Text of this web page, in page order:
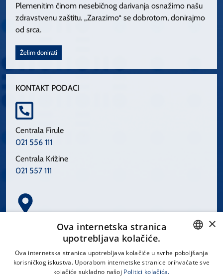
Plemenitim činom nesebičnog darivanja osnažimo našu
zdravstvenu zaštitu. „Zarazimo“ se dobrotom, donirajmo
od srca.
Želim donirati
KONTAKT PODACI
Centrala Firule
021 556 111
Centrala Križine
021 557 111
Spinčićeva 1, 21000 Split
CROATIAN
×
Ova internetska stranica
upotrebljava kolačiće.
Ova internetska stranica upotrebljava kolačiće u svrhe poboljšanja
korisničkog iskustva. Uporabom internetske stranice prihvaćate sve
kolačiće sukladno našoj Politici kolačića.